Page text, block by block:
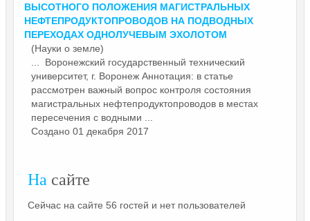
ВЫСОТНОГО ПОЛОЖЕНИЯ МАГИСТРАЛЬНЫХ
НЕФТЕПРОДУКТОПРОВОДОВ НА ПОДВОДНЫХ
ПЕРЕХОДАХ ОДНОЛУЧЕВЫМ ЭХОЛОТОМ
(Науки о земле)
... Воронежский государственный технический
университет, г. Воронеж Аннотация: в статье
рассмотрен важный вопрос контроля состояния
магистральных нефтепродуктопроводов в местах
пересечения с водными ...
Создано 01 декабря 2017
На сайте
Сейчас на сайте 56 гостей и нет пользователей